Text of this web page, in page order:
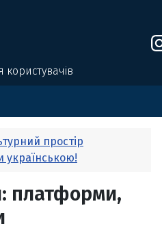
простір
українською!
платформи,